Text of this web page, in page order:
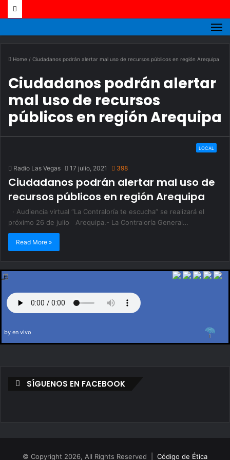
Home / Ciudadanos podrán alertar mal uso de recursos públicos en región Arequipa
Ciudadanos podrán alertar
mal uso de recursos
públicos en región Arequipa
LOCAL
Radio Las Vegas 17 julio, 2021 398
Ciudadanos podrán alertar mal uso de
recursos públicos en región Arequipa
· Audiencia virtual “La Contraloría te escucha” se realizará el
próximo 26 de julio Arequipa.- La Contraloría General…
Read More »
by en vivo
SÍGUENOS EN FACEBOOK
© Copyright 2026, All Rights Reserved | Código de Ética